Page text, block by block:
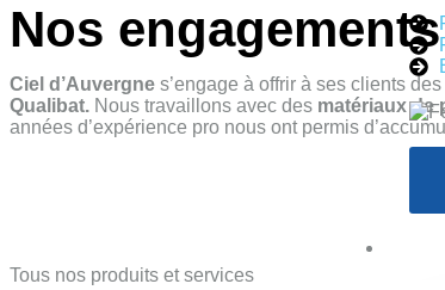
Nos
Ciel d’Auvergne s’engage à offrir à ses clients
Qualibat. Nous travaillons avec des matériaux de
années d’expérience pro nous ont permis
Tous nos produits et services